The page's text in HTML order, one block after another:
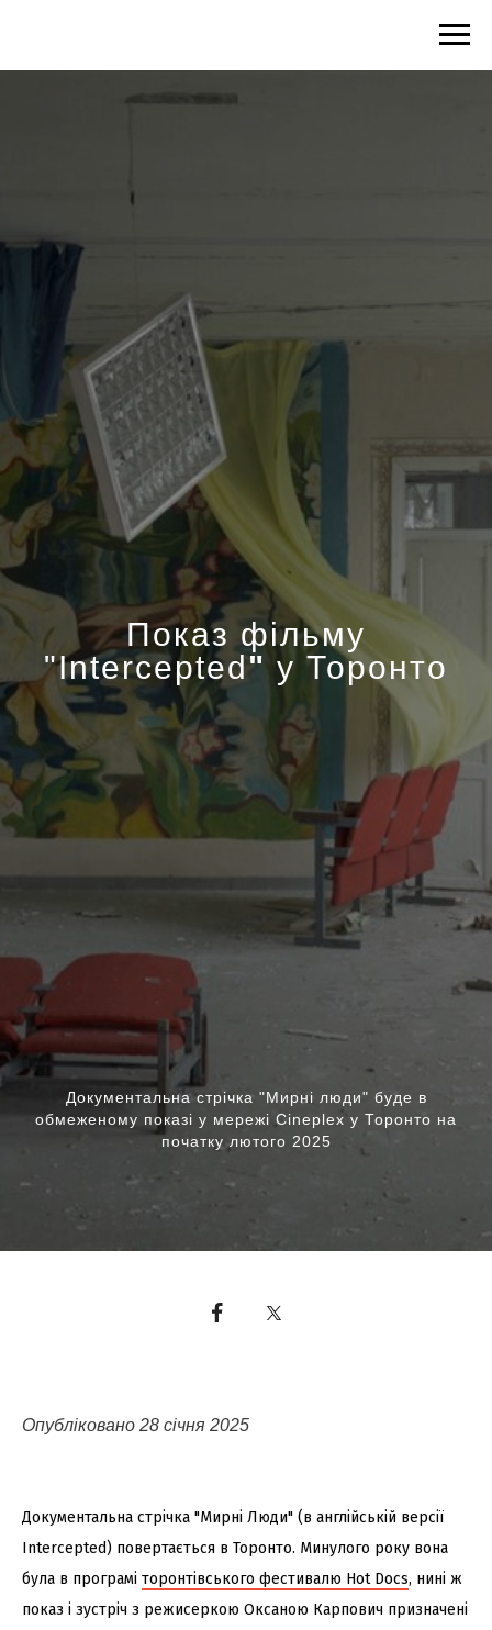
Показ фільму
"Intercepted" у Торонто
Документальна стрічка "Мирні люди" буде в
обмеженому показі у мережі Сineplex у Торонто на
початку лютого 2025
Опубліковано 28 січня 2025
Документальна стрічка "Мирні Люди" (в англійській версії
Intercepted) повертається в Торонто. Минулого року вона
була в програмі торонтівського фестивалю Hot Docs, нині ж
показ і зустріч з режисеркою Оксаною Карпович призначені